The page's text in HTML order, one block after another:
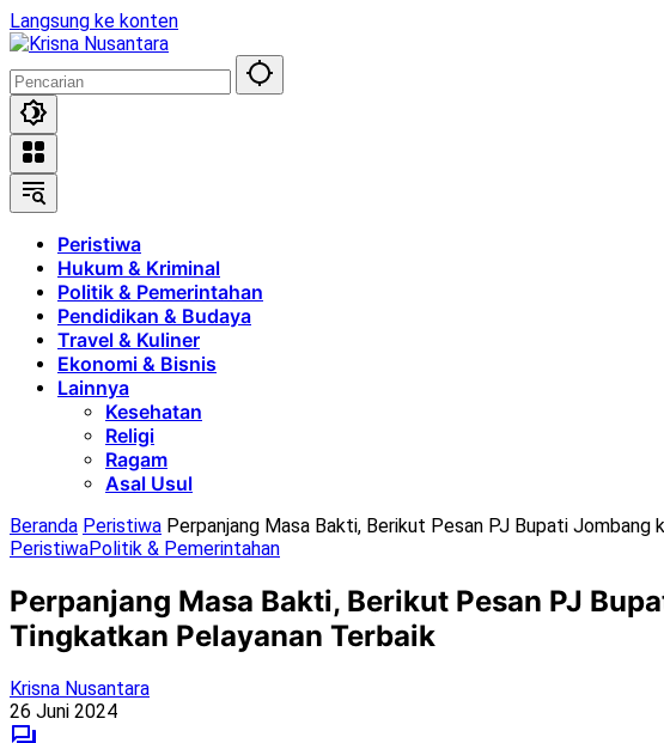
Langsung ke konten
Peristiwa
Hukum & Kriminal
Politik & Pemerintahan
Pendidikan & Budaya
Travel & Kuliner
Ekonomi & Bisnis
Lainnya
Kesehatan
Religi
Ragam
Asal Usul
Beranda Peristiwa Perpanjang Masa Bakti, Berikut Pesan PJ Bupati
PeristiwaPolitik & Pemerintahan
Perpanjang Masa Bakti, Berikut Pesan PJ
Tingkatkan Pelayanan Terbaik
Krisna Nusantara
26 Juni 2024